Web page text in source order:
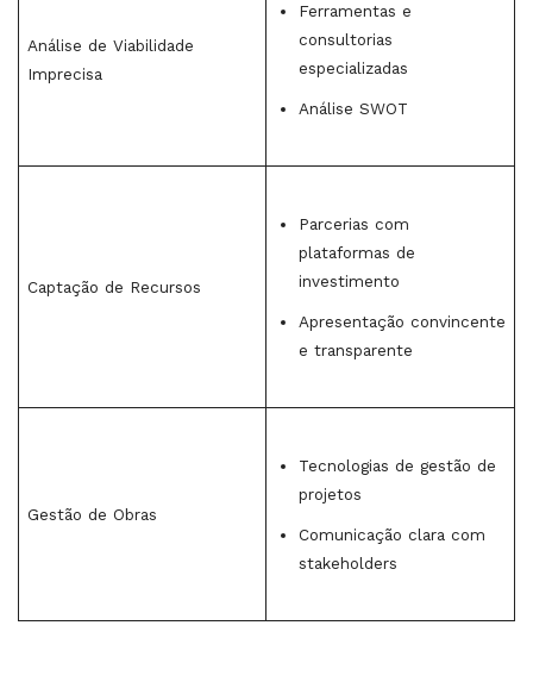
Análise de Viabilidade
Imprecisa
Ferramentas e
consultorias
especializadas
Análise SWOT
Captação de Recursos
Parcerias com
plataformas de
investimento
Apresentação convincente
e transparente
Gestão de Obras
Tecnologias de gestão de
projetos
Comunicação clara com
stakeholders